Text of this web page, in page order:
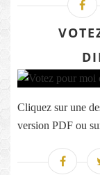
Cliquez sur une
version PDF ou